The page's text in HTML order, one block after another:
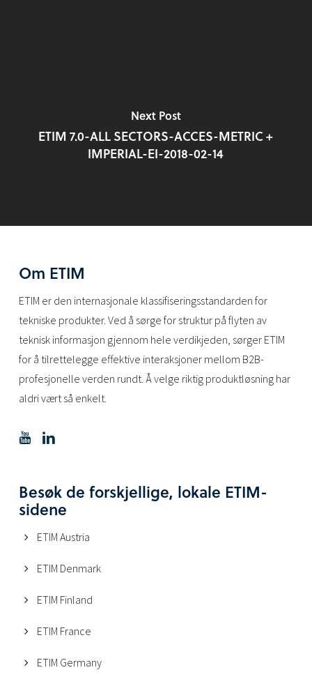
Next Post
ETIM 7.0-ALL SECTORS-ACCES-METRIC +
IMPERIAL-EI-2018-02-14
Om ETIM
ETIM er den internasjonale klassifiseringsstandarden for
tekniske produkter. Ved å sørge for struktur på flyten av
teknisk informasjon gjennom hele verdikjeden, sørger ETIM
for å tilrettelegge effektive interaksjoner mellom B2B-
profesjonelle verden rundt. Å velge riktig produktløsning har
aldri vært så enkelt.
Besøk de forskjellige, lokale ETIM-
sidene
ETIM Austria
ETIM Denmark
ETIM Finland
ETIM France
ETIM Germany